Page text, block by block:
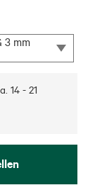
3 mm
14 - 21